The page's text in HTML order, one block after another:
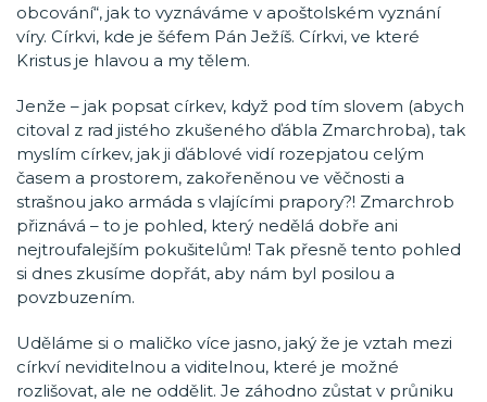
obcování“, jak to vyznáváme v apoštolském vyznání
víry. Církvi, kde je šéfem Pán Ježíš. Církvi, ve které
Kristus je hlavou a my tělem.
Jenže – jak popsat církev, když pod tím slovem (abych
citoval z rad jistého zkušeného ďábla Zmarchroba), tak
myslím církev, jak ji ďáblové vidí rozepjatou celým
časem a prostorem, zakořeněnou ve věčnosti a
strašnou jako armáda s vlajícími prapory?! Zmarchrob
přiznává – to je pohled, který nedělá dobře ani
nejtroufalejším pokušitelům! Tak přesně tento pohled
si dnes zkusíme dopřát, aby nám byl posilou a
povzbuzením.
Uděláme si o maličko více jasno, jaký že je vztah mezi
církví neviditelnou a viditelnou, které je možné
rozlišovat, ale ne oddělit. Je záhodno zůstat v průniku